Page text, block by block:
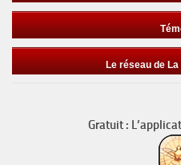
Le réseau de
Gratuit :